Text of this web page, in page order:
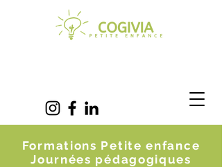
Formations Petite enfance
Journées pédagogiques